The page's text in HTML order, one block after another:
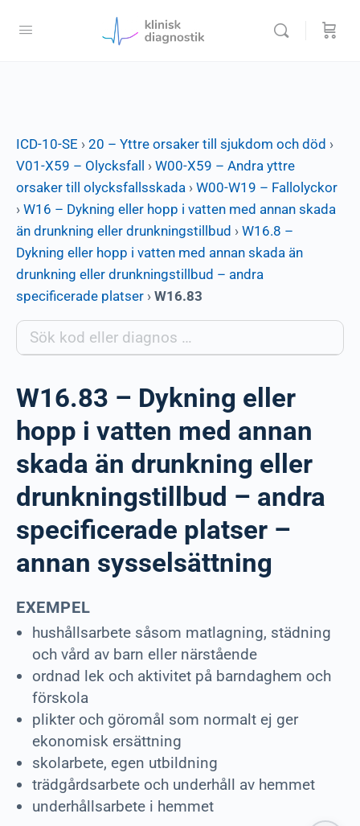
ICD-10-SE › 20 – Yttre orsaker till sjukdom och död ›
V01-X59 – Olycksfall
› W00-X59 – Andra yttre
orsaker till olycksfallsskada › W00-W19 – Fallolyckor
› W16 – Dykning eller hopp i vatten med annan skada
än drunkning eller drunkningstillbud › W16.8 –
Dykning eller hopp i vatten med annan skada än
drunkning eller drunkningstillbud – andra
specificerade platser › W16.83
W16.83 – Dykning eller
hopp i vatten med annan
skada än drunkning eller
drunkningstillbud – andra
specificerade platser –
annan sysselsättning
EXEMPEL
hushållsarbete såsom matlagning, städning
och vård av barn eller närstående
ordnad lek och aktivitet på barndaghem och
förskola
plikter och göromål som normalt ej ger
ekonomisk ersättning
skolarbete, egen utbildning
trädgårdsarbete och underhåll av hemmet
underhållsarbete i hemmet